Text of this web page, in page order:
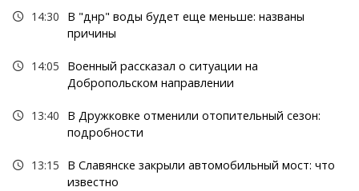
14:30
В "днр" воды будет еще меньше: названы
причины
14:05
Военный рассказал о ситуации на
Добропольском направлении
13:40
В Дружковке отменили отопительный сезон:
подробности
13:15
В Славянске закрыли автомобильный мост: что
известно